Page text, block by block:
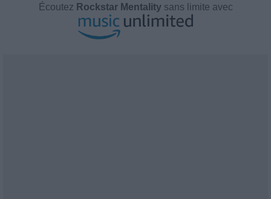
Écoutez Rockstar Mentalitysans limite avec